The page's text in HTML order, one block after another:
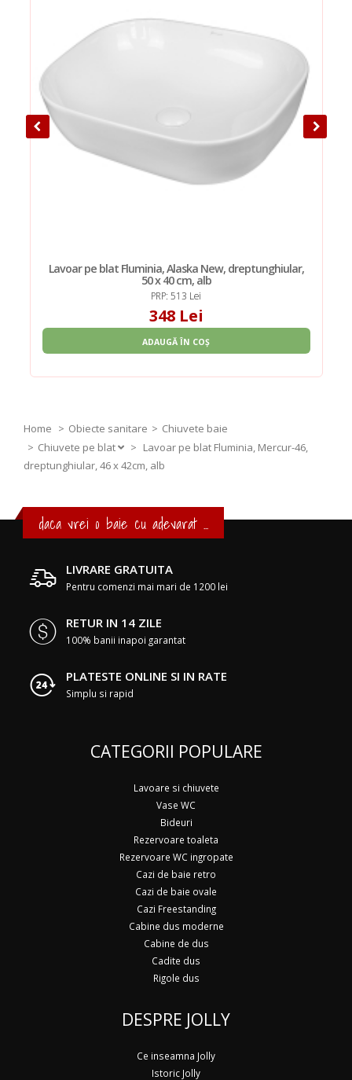
Lavoar pe blat Fluminia, Alaska New, dreptunghiular,
50 x 40 cm, alb
PRP: 513 Lei
348 Lei
ADAUGĂ ÎN COȘ
Home Obiecte sanitare
Chiuvete baie
Chiuvete pe blat
> Lavoar pe blat Fluminia, Mercur-46,
dreptunghiular, 46 x 42cm, alb
daca vrei o baie cu adevarat ...
LIVRARE GRATUITA
Pentru comenzi mai mari de 1200 lei
RETUR IN 14 ZILE
100% banii inapoi garantat
PLATESTE ONLINE SI IN RATE
Simplu si rapid
CATEGORII POPULARE
Lavoare si chiuvete
Vase WC
Bideuri
Rezervoare toaleta
Rezervoare WC ingropate
Cazi de baie retro
Cazi de baie ovale
Cazi Freestanding
Cabine dus moderne
Cabine de dus
Cadite dus
Rigole dus
DESPRE JOLLY
Ce inseamna Jolly
Istoric Jolly